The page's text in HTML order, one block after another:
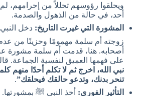
ويحلقوا رؤوسهم تحللاً من إحرامهم،
أحد، في حالة من الذهول والصدمة.
المشورة التي غيرت التاريخ: دخل
زوجته أم سلمة مهمومًا وحزينًا من
أصحابه. هنا، قدمت أم سلمة مشورة
على فهمها العميق لنفسية الجماعة.
نبي الله، اخرج ثم لا تكلم أحدًا منهم
تنحر بدنك، وتدعو حالقك فيحلقك”.
التأثير الفوري: أخذ النبي ﷺ